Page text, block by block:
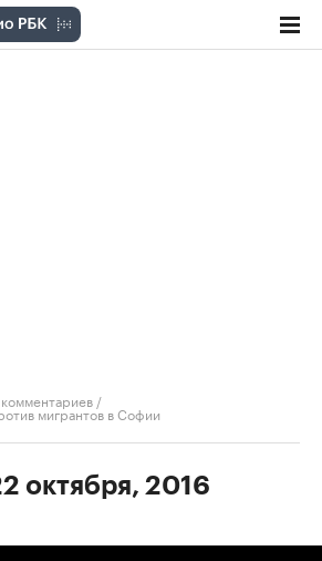
/
мигрантов в Софии
октября, 2016